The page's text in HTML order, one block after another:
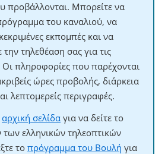
προβάλλονται. Μπορείτε να
του καναλιού, να
εκπομπές και να
τηλεθέαση σας για τις
Οι πληροφορίες που παρέχονται
ώρες προβολής, διάρκεια
λεπτομερείς περιγραφές.
αρχική σελίδα για να δείτε το
ελληνικών τηλεοπτικών
το πρόγραμμα του Βουλή για